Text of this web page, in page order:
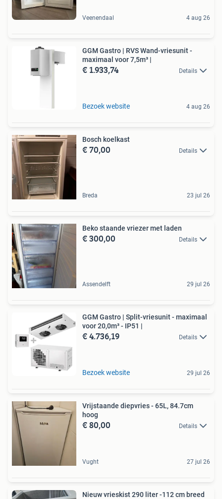
Veenendaal 4 aug 26
GGM Gastro | RVS Wand-vriesunit -
maximaal voor 7,5m³ |
€ 1.933,74 Details
Bezoek website 4 aug 26
Bosch koelkast
€ 70,00 Details
Breda 23 jul 26
Beko staande vriezer met laden
€ 300,00 Details
Assendelft 29 jul 26
GGM Gastro | Split-vriesunit - maximaal
voor 20,0m³ - IP51 |
€ 4.736,19 Details
Bezoek website 29 jul 26
Vrijstaande diepvries - 65L, 84.7cm
hoog
€ 80,00 Details
Vught 27 jul 26
Nieuw vrieskist 290 liter -112 cm breed